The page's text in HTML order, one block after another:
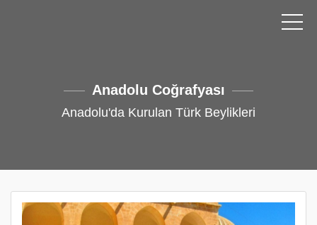
Anadolu Coğrafyası
Anadolu'da Kurulan Türk Beylikleri